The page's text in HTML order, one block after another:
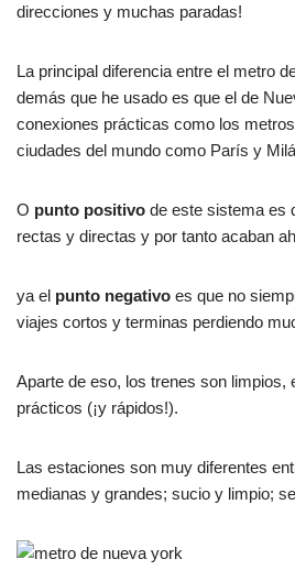
direcciones y muchas paradas!
La principal diferencia entre el metro
demás que he usado es que el de
conexiones prácticas como los
ciudades del mundo como París y
O punto positivo de este sistema es
rectas y directas y por tanto acaban
ya el punto negativo es que no
viajes cortos y terminas perdiendo
Aparte de eso, los trenes son limpios,
prácticos (¡y rápidos!).
Las estaciones son muy diferentes
medianas y grandes; sucio y limpio;